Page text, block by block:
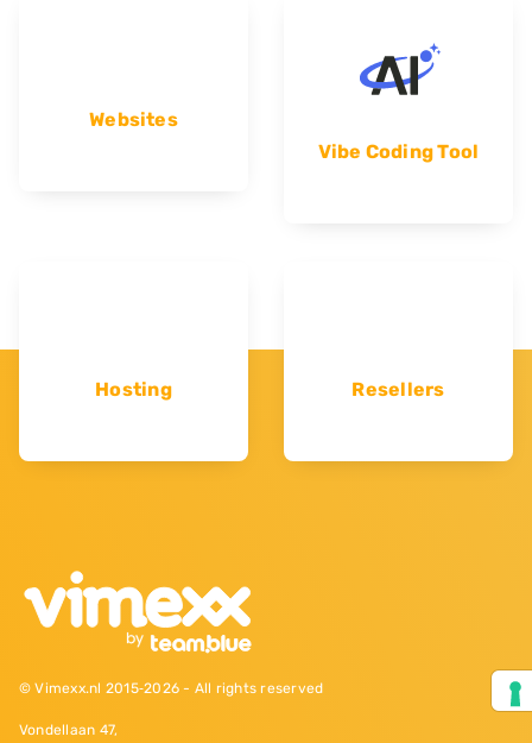
Websites
Vibe Coding Tool
Hosting Resellers
© Vimexx.nl 2015‐2026 - All rights reserved
Vondellaan 47,